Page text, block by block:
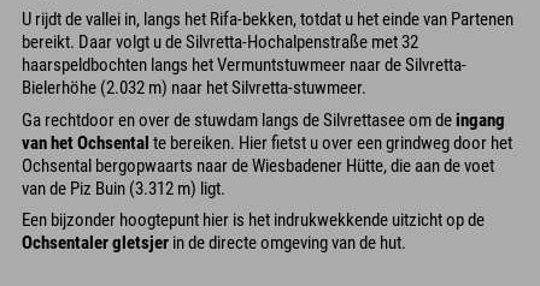
U rijdt de vallei in, langs het Rifa-bekken, totdat u het einde van Partenen
bereikt. Daar volgt u de Silvretta-Hochalpenstraße met 32
haarspeldbochten langs het Vermuntstuwmeer naar de Silvretta-
Bielerhöhe (2.032 m) naar het Silvretta-stuwmeer.
Ga rechtdoor en over de stuwdam langs de Silvrettasee om deingang
van het Ochsental te bereiken. Hier fietst u over een grindweg door het
Ochsental bergopwaarts naar de Wiesbadener Hütte, die aan de voet
van de Piz Buin (3.312 m) ligt.
Een bijzonder hoogtepunt hier is het indrukwekkende uitzicht op de
Ochsentaler gletsjer in de directe omgeving van de hut.